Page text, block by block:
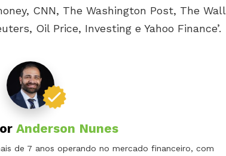
CNN, The Washington Post, The Wall
Oil Price, Investing e Yahoo Finance’.
Anderson Nunes
de 7 anos operando no mercado financeiro, com